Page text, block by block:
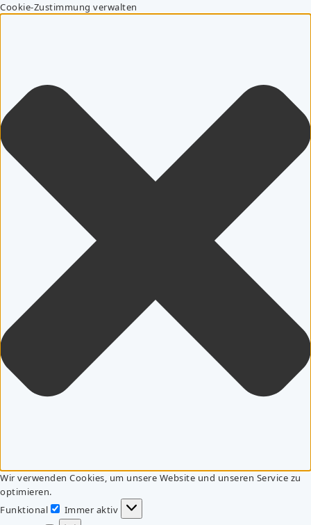
Cookie-Zustimmung verwalten
Wir verwenden Cookies, um unsere Website und unseren Service zu
optimieren.
Funktional
Funktional
Immer aktiv